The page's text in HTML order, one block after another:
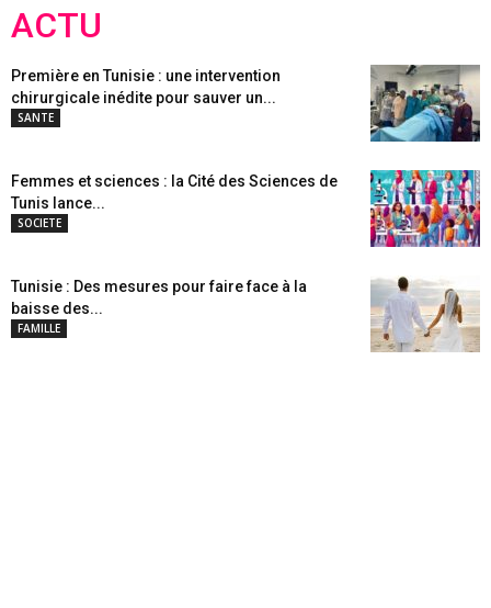
ACTU
Première en Tunisie : une intervention
chirurgicale inédite pour sauver un...
SANTE
Femmes et sciences : la Cité des Sciences de
Tunis lance...
SOCIETE
Tunisie : Des mesures pour faire face à la
baisse des...
FAMILLE